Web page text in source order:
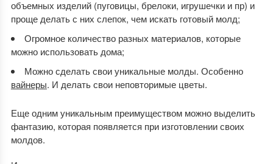
объемных изделий (пуговицы, брелоки, игрушечки и пр) и
проще делать с них слепок, чем искать готовый молд;
Огромное количество разных материалов, которые
можно использовать дома;
Можно сделать свои уникальные молды. Особенно
вайнеры. И делать свои неповторимые цветы.
Еще одним уникальным преимуществом можно выделить
фантазию, которая появляется при изготовлении своих
молдов.